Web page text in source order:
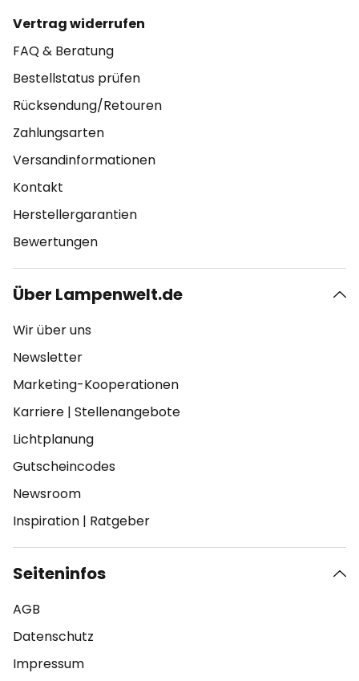
Vertrag widerrufen
FAQ & Beratung
Bestellstatus prüfen
Rücksendung/Retouren
Zahlungsarten
Versandinformationen
Kontakt
Herstellergarantien
Bewertungen
Über Lampenwelt.de
Wir über uns
Newsletter
Marketing-Kooperationen
Karriere | Stellenangebote
Lichtplanung
Gutscheincodes
Newsroom
Inspiration | Ratgeber
Seiteninfos
AGB
Datenschutz
Impressum